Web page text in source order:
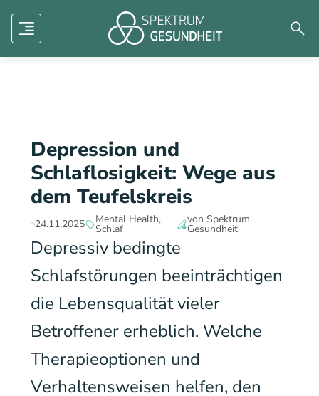
Menü
Human factors Mental Health
Zukunft der Medizin
Forschung
Depression und
Schlaflosigkeit: Wege aus
dem Teufelskreis
24.11.2025 Mental Health
Schlaf
von Spektrum
Gesundheit
Depressiv bedingte
Schlafstörungen beeinträchtigen
die Lebensqualität vieler
Betroffener erheblich. Welche
Therapieoptionen und
Verhaltensweisen helfen, den